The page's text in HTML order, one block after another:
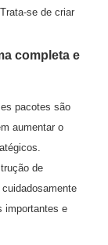
se de criar
completa e
pacotes são
aumentar o
de
importantes e